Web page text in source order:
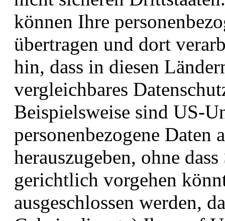
können Ihre
übertragen und dort
hin, dass in diesen
vergleichbares
Beispielsweise sind US-
personenbezogene Daten
herauszugeben, ohne
gerichtlich vorgehen
ausgeschlossen werden,